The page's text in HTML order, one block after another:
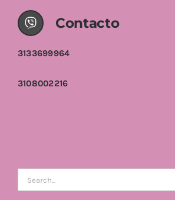
Contacto
3133699964
3108002216
Buscar: